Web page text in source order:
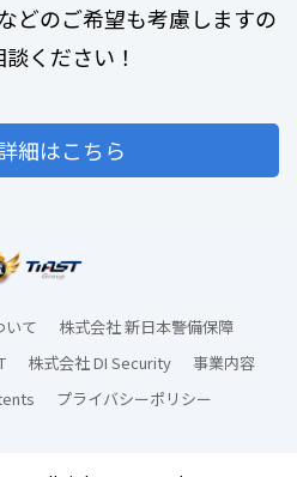
どのご希望も考慮しますの
ください！
細はこちら
いて
株式会社 新日本警備保障
株式会社 DI Security
事業内容
プライバシーポリシー